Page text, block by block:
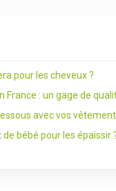
pour les cheveux ?
: un gage de
avec vos
bébé pour les épaissir